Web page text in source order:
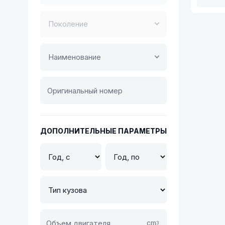
Поколение
Наименование
ДОПОЛНИТЕЛЬНЫЕ ПАРАМЕТРЫ
cm3